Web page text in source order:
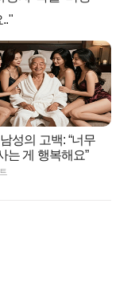
성의 고백: “너무
는 게 행복해요”